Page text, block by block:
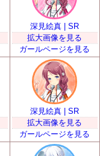
深見絵真 | SR
拡大画像を見る
ガールページを見る
深見絵真 | SR
拡大画像を見る
ガールページを見る